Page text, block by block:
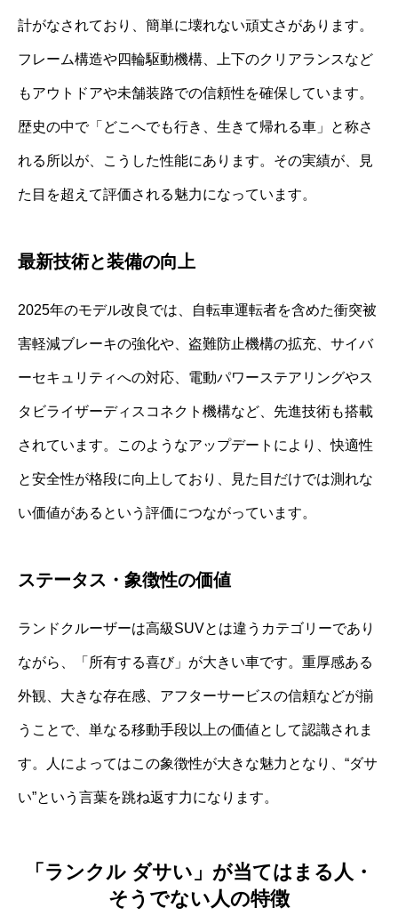
計がなされており、簡単に壊れない頑丈さがあります。
フレーム構造や四輪駆動機構、上下のクリアランスなど
もアウトドアや未舗装路での信頼性を確保しています。
歴史の中で「どこへでも行き、生きて帰れる車」と称さ
れる所以が、こうした性能にあります。その実績が、見
た目を超えて評価される魅力になっています。
最新技術と装備の向上
2025年のモデル改良では、自転車運転者を含めた衝突被
害軽減ブレーキの強化や、盗難防止機構の拡充、サイバ
ーセキュリティへの対応、電動パワーステアリングやス
タビライザーディスコネクト機構など、先進技術も搭載
されています。このようなアップデートにより、快適性
と安全性が格段に向上しており、見た目だけでは測れな
い価値があるという評価につながっています。
ステータス・象徴性の価値
ランドクルーザーは高級SUVとは違うカテゴリーであり
ながら、「所有する喜び」が大きい車です。重厚感ある
外観、大きな存在感、アフターサービスの信頼などが揃
うことで、単なる移動手段以上の価値として認識されま
す。人によってはこの象徴性が大きな魅力となり、“ダサ
い”という言葉を跳ね返す力になります。
「ランクル ダサい」が当てはまる人・
そうでない人の特徴